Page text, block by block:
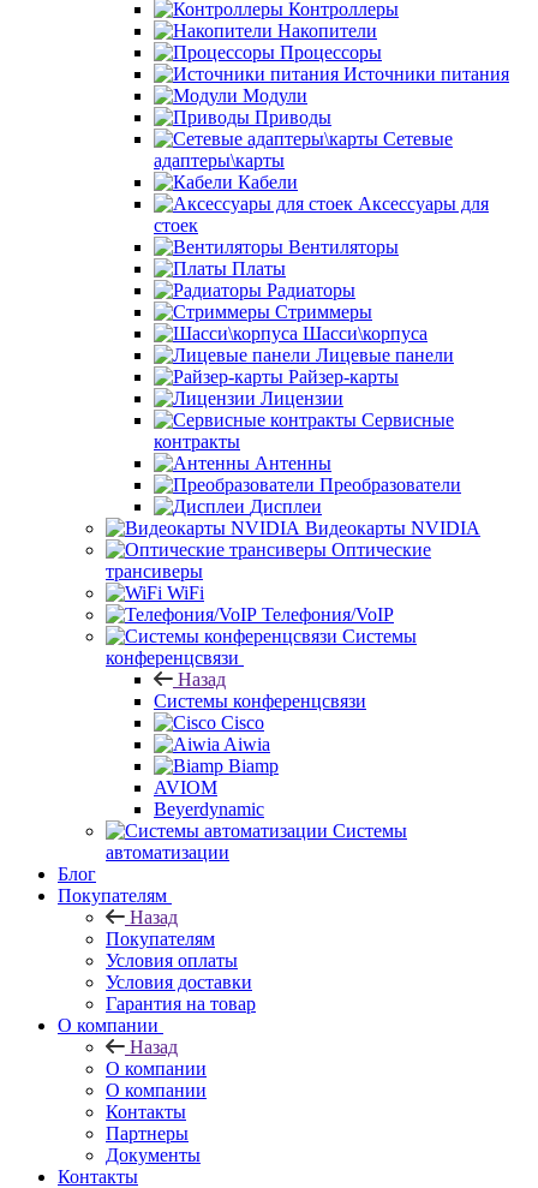
Контроллеры
Накопители
Процессоры
Источники питания
Модули
Приводы
Сетевые
адаптеры\карты
Кабели
Аксессуары для
стоек
Вентиляторы
Платы
Радиаторы
Стриммеры
Шасси\корпуса
Лицевые панели
Райзер-карты
Лицензии
Сервисные
контракты
Антенны
Преобразователи
Дисплеи
Видеокарты NVIDIA
Оптические
трансиверы
WiFi
Телефония/VoIP
Системы
конференцсвязи
Назад
Системы конференцсвязи
Cisco
Aiwia
Biamp
AVIOM
Beyerdynamic
Системы
автоматизации
Блог
Покупателям
Назад
Покупателям
Условия оплаты
Условия доставки
Гарантия на товар
О компании
Назад
О компании
О компании
Контакты
Партнеры
Документы
Контакты